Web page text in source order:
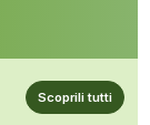
Scoprili tutti